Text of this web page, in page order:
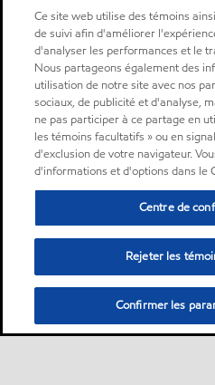
Ce site web utilise des témoins
de suivi afin d'améliorer
d'analyser les performances et le
Nous partageons également des
utilisation de notre site avec nos
sociaux, de publicité et d'analyse,
ne pas participer à ce partage en
les témoins facultatifs » ou en
d'exclusion de votre navigateur.
d'informations et d'options dans le
Centre de
Rejeter les
Confirmer les